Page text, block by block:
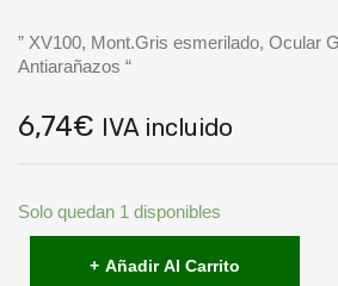
” XV100, Mont.Gris esmerilado, Ocular
Antiarañazos “
6,74€ IVA incluido
Solo quedan 1 disponibles
Añadir Al Carrito